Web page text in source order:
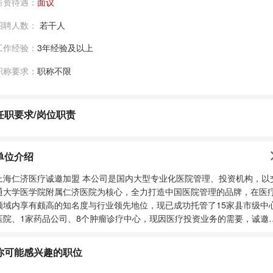
聘人数： 若干人
作经验： 3年经验及以上
称要求： 职称不限
职要求/岗位职责
位介绍
医疗诚邀加盟 本公司是国内大型专业化医院管理、投资机构，以交
大学医学院附属仁济医院为核心，全力打造中国医院管理的品牌，在医
域内享有颇高的知名度与行业领先地位，现已成功托管了15家县市级中
院、1家药品公司、8个肿瘤诊疗中心，现因医疗投资业务的需要，诚邀
、职称证、执业证、身份证复印件。
可能感兴趣的职位